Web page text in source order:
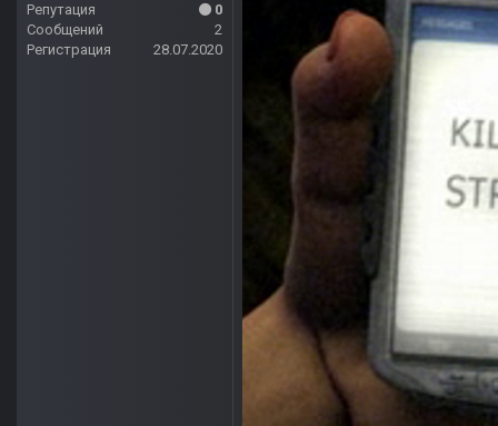
Репутация
0
Сообщений
2
Регистрация
28.07.2020